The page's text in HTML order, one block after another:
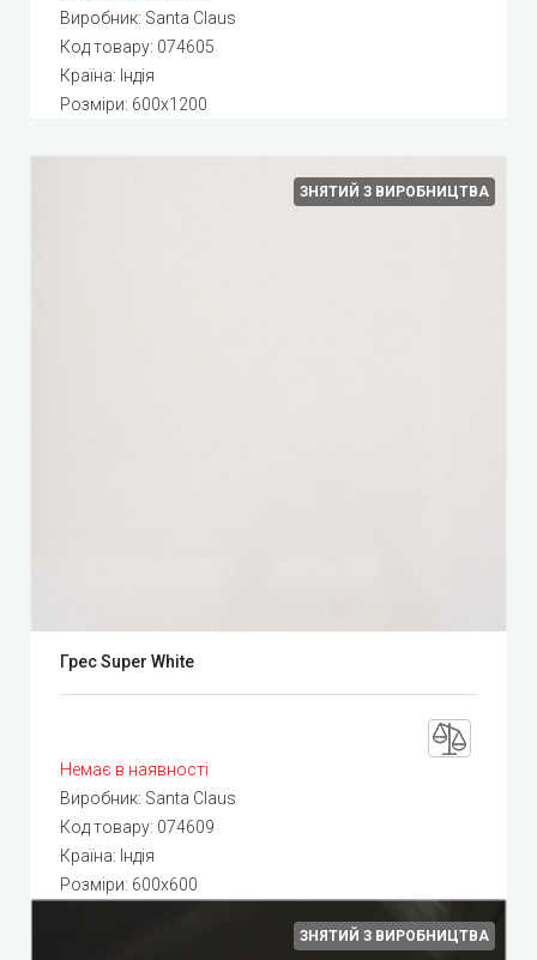
Виробник: Santa Claus
Код товару: 074605
Країна: Індія
Розміри: 600x1200
ЗНЯТИЙ З ВИРОБНИЦТВА
Грес Super White
Немає в наявності
Виробник: Santa Claus
Код товару: 074609
Країна: Індія
Розміри: 600х600
ЗНЯТИЙ З ВИРОБНИЦТВА